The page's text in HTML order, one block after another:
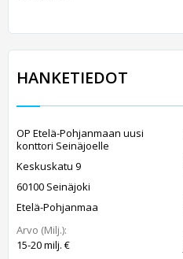
HANKETIEDOT
OP Etelä-Pohjanmaan uusi
konttori Seinäjoelle
Keskuskatu 9
60100 Seinäjoki
Etelä-Pohjanmaa
Arvo (Milj.):
15-20 milj. €